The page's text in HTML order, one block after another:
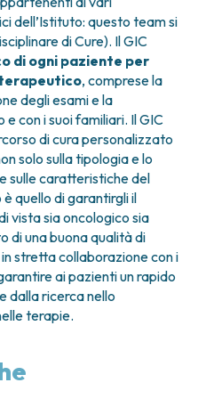
è un intervento chirurgico
completa del
insieme alla fascia di
surrene adiacente e a un
aver legato l’arteria
eseguita con differenti
una singola incisione;
piccole incisioni
sottili e una telecamera;
sfrutta sistemi robotici
laparoscopica
(quando la
immediato.
patologie compresenti.
è possibile
metastatica, il
viene definito in modo
per chi ha una malattia
un trattamento con
protocolli standardizzati.
del profilo di rischio
del trattamento
che in alcune situazioni
trattamenti con
crioablazione, in tumori di
sottoposti a chirurgia
caso di margini chirurgici
locale è più elevato. In
intensificato per
più attento.
dell’Istituto: questo team si
di Cure). Il GIC
di ogni paziente per
, comprese la
degli esami e la
con i suoi familiari. Il GIC
di cura personalizzato
solo sulla tipologia e lo
sulle caratteristiche del
quello di garantirgli il
vista sia oncologico sia
di una buona qualità di
stretta collaborazione con i
ai pazienti un rapido
dalla ricerca nello
terapie.